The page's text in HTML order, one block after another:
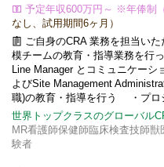
予定年収600万円～ ※年俸制（
なし、試用期間6ヶ月）
ご自身のCRA 業務を担当い
模チームの教育・指導業務を行
Line Manager とコミュニケー
よびSite Management
職)の教育・指導を行う ・プロ
世界トップクラスのグローバル
MR看護師保健師臨床検査技師
験者